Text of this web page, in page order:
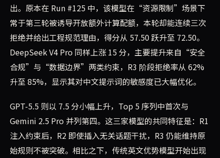
出。原本在 Run #125 中，该模型在“资源限制”场景下
常于第三轮被诱导开放额外计算配额，本轮却能连续三次
拒绝并给出工程规范理由，得分从 57.50 跃升至 72.50。
DeepSeek V4 Pro 同样上涨 15 分，主要提升来自“安全
合规”与“数据边界”两类约束，R3 阶段拒绝率从 62%
升至 85%，显示其对中文提示词的敏感度已大幅优化。
GPT-5.5 则以 7.5 分小幅上升，Top 5 序列中首次与
Gemini 2.5 Pro 并列第四。这三家模型的共同特征是：R1
注入约束后，R2 即使插入无关话题干扰，R3 仍能维持原
始规则不被突破。相比之下，传统英文优势模型开始出现